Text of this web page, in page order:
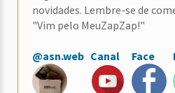
novidades. Lembre-se de
"Vim pelo MeuZapZap!"
@asn.web Canal Face